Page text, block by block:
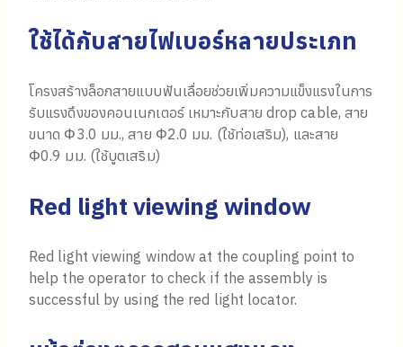
ใช้ได้กับสายไฟเบอร์หลายประเภท
โครงสร้างล็อกสายแบบฟันเลื่อยช่วยเพิ่มความแข็งแรงในการ
รับแรงดึงของคอนเนกเตอร์ เหมาะกับสาย drop cable, สาย
ขนาด Φ3.0 มม., สาย Φ2.0 มม. (ใช้ท่อเสริม), และสาย
Φ0.9 มม. (ใช้บูตเสริม)
Red light viewing window
Red light viewing window at the coupling point to
help the operator to check if the assembly is
successful by using the red light locator.